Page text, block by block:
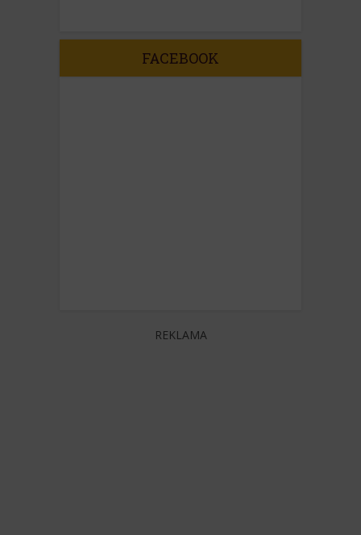
FACEBOOK
REKLAMA